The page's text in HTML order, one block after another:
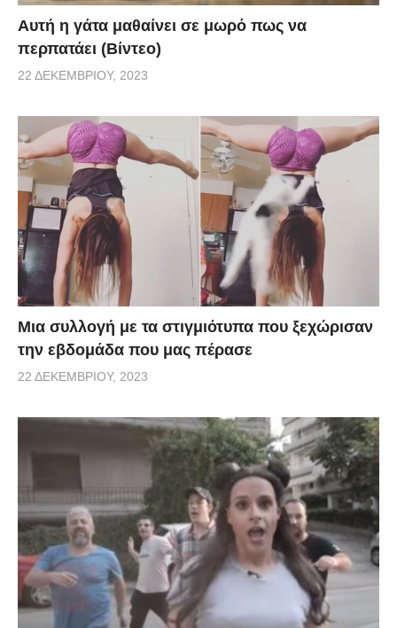
Αυτή η γάτα μαθαίνει σε μωρό πως να
περπατάει (Βίντεο)
22 ΔΕΚΕΜΒΡΊΟΥ, 2023
Μια συλλογή με τα στιγμιότυπα που ξεχώρισαν
την εβδομάδα που μας πέρασε
22 ΔΕΚΕΜΒΡΊΟΥ, 2023